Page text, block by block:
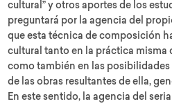
cultural” y otros aportes de los
preguntará por la agencia del
que esta técnica de composición
cultural tanto en la práctica misma
como también en las posibilidades
de las obras resultantes de ella,
En este sentido, la agencia del